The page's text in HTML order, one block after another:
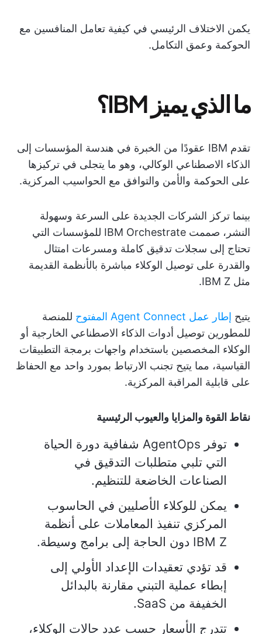
يكمن الاختلاف الرئيسي في كيفية تعامل المنافسين مع
الحوكمة وعمق التكامل.
ما الذي يميز IBM؟
تقدم IBM عقودًا من الخبرة في هندسة المؤسسات إلى
الذكاء الاصطناعي الوكالي، وهو ما يتجلى في تركيزها
على الحوكمة والأمن والتوافق مع الحواسيب المركزية.
بينما تركز الشركات الجديدة على السرعة وسهولة
النشر، صممت IBM Orchestrate للمؤسسات التي
تحتاج إلى سجلات تدقيق كاملة ومسرعات امتثال
والقدرة على توصيل الوكلاء مباشرة بالأنظمة القديمة
مثل IBM Z.
يتيح إطار عمل Agent Connect المفتوح
للمنصة
للمطورين توصيل أدوات الذكاء الاصطناعي الخارجية أو
الوكلاء المخصصين باستخدام واجهات برمجة التطبيقات
القياسية، مما يتيح تجنب الارتباط بمورد واحد مع الحفاظ
على قابلية المراقبة المركزية.
نقاط القوة والمزايا والعيوب الرئيسية
توفر AgentOps شفافية دورة الحياة
التي تلبي متطلبات التدقيق في
الصناعات الخاضعة للتنظيم.
يمكن للوكلاء الأصليين في الحاسوب
المركزي تنفيذ المعاملات على أنظمة
IBM Z دون الحاجة إلى برامج وسيطة.
قد تؤدي تعقيدات الإعداد الأولي إلى
إبطاء عملية التبني مقارنة بالبدائل
الخفيفة من SaaS.
تتدرج الأسعار حسب عدد حالات الوكلاء،